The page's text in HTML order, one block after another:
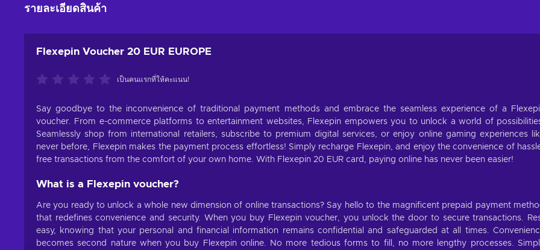
รายละเอียดสินค้า
Flexepin Voucher 20 EUR EUROPE
เป็นคนแรกที่ให้คะแนน!
Say goodbye to the inconvenience of traditional payment methods and embrace the seamless experience of a
voucher. From e-commerce platforms to entertainment websites, Flexepin empowers you to unlock a world of
Seamlessly shop from international retailers, subscribe to premium digital services, or enjoy online gaming experiences
never before, Flexepin makes the payment process effortless! Simply recharge Flexepin, and enjoy the convenience of
free transactions from the comfort of your own home. With Flexepin 20 EUR card, paying online has never been easier!
What is a Flexepin voucher?
Are you ready to unlock a whole new dimension of online transactions? Say hello to the magnificent prepaid payment
that redefines convenience and security. When you buy Flexepin voucher, you unlock the door to secure transactions.
easy, knowing that your personal and financial information remains confidential and safeguarded at all times.
becomes second nature when you buy Flexepin online. No more tedious forms to fill, no more lengthy processes.